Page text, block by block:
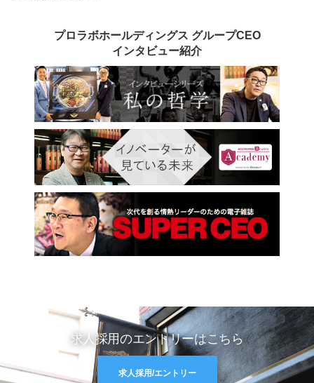
プロラボホールディングス グループCEO
インタビュー紹介
求人採用のエントリーはこちら
求人採用/エントリー